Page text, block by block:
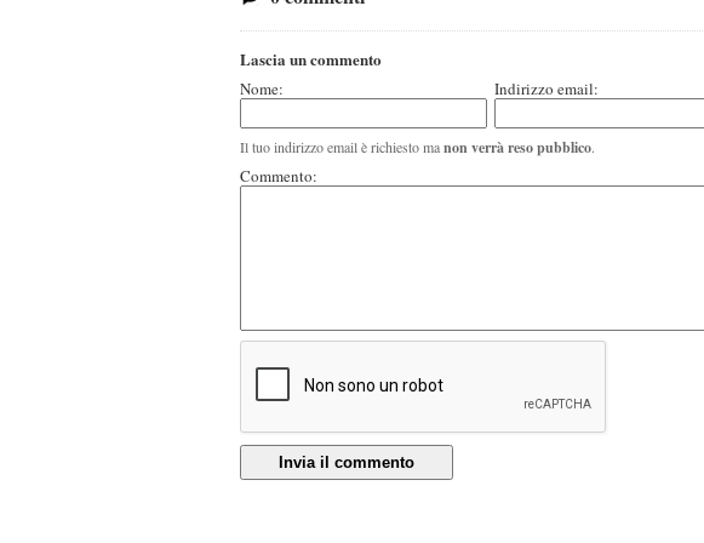
Lascia un commento
Nome: Indirizzo email:
Il tuo indirizzo email è richiesto manon verrà reso pubblico.
Commento:
Invia il commento